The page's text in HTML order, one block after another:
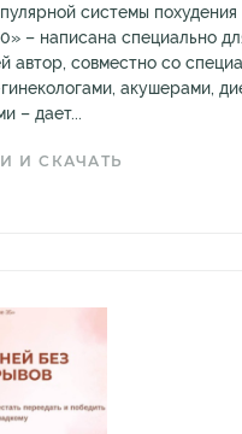
системы
– написана специально
автор, совместно со
акушерами,
– дает...
И СКАЧАТЬ